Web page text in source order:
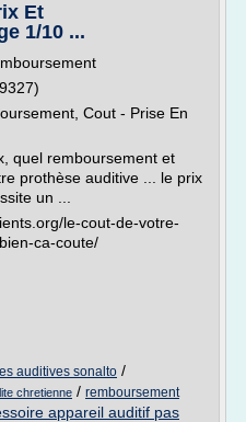
Et
1/10 ...
Cout - Prise En
quel remboursement et
prothèse auditive ... le prix
un ...
le-cout-de-votre-
ca-coute/
auditives sonalto /
chretienne / remboursement
appareil auditif pas